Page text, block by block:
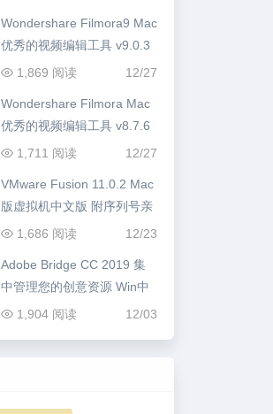
Wondershare Filmora9 Mac
优秀的视频编辑工具 v9.0.3
12/27
1,869 阅读
Wondershare Filmora Mac
优秀的视频编辑工具 v8.7.6
12/27
1,711 阅读
VMware Fusion 11.0.2 Mac
版虚拟机中文版 附序列号亲
测可用
12/23
1,686 阅读
Adobe Bridge CC 2019 集
中管理您的创意资源 Win中
文版
12/03
1,904 阅读